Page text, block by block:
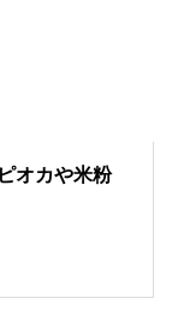
オカや米粉